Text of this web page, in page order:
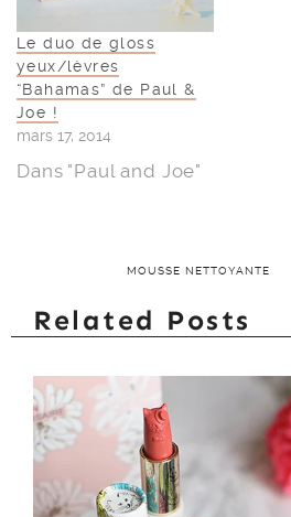
Le duo de gloss
yeux/lèvres
“Bahamas” de Paul &
Joe !
mars 17, 2014
Dans "Paul and Joe"
MOUSSE NETTOYANTE
Related Posts